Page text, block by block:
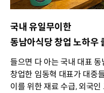
국내 유일무이한
동남아식당 창업 노하우
들으면 다 아는 국내 대표
창업한 임동혁 대표가 대중
이를 위한 재료 수급, 외국